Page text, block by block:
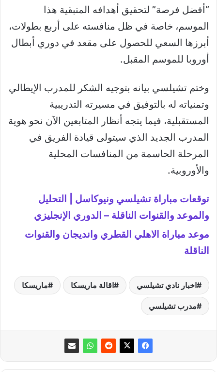
“أفضل فرصة” لتحقيق أهدافه المتبقية هذا
الموسم، خاصة في ظل منافسته على أربع بطولات،
أبرزها السعي للحصول على مقعد في دوري أبطال
أوروبا للموسم المقبل.
وختم تشيلسي بيانه بتوجيه الشكر للمدرب الإيطالي
وتمنياته له بالتوفيق في مسيرته التدريبية
المستقبلية، فيما يتجه أنظار المتابعين الآن نحو هوية
المدرب الجديد الذي سيتولى قيادة الفريق في
المرحلة الحاسمة من المنافسات المحلية
والأوروبية.
توقعات مباراة تشيلسي ونيوكاسل | التحليل
والموعد والقنوات الناقلة – الدوري الإنجليزي
موعد مباراة الاهلي القطري وانديجان والقنوات
الناقلة
اخبار نادي تشيلسي اقالة ماريسكا ماريسكا
مدرب تشيلسي